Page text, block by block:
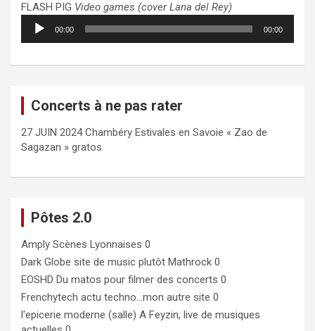
FLASH PIG Video games (cover Lana del Rey)
Lecteur
audio
00:00 00:00
Concerts à ne pas rater
27 JUIN 2024 Chambéry Estivales en Savoie « Zao de
Sagazan » gratos
Pôtes 2.0
Amply Scènes Lyonnaises 0
Dark Globe site de music plutôt Mathrock 0
EOSHD Du matos pour filmer des concerts 0
Frenchytech actu techno…mon autre site 0
l'epicerie moderne (salle) A Feyzin, live de musiques